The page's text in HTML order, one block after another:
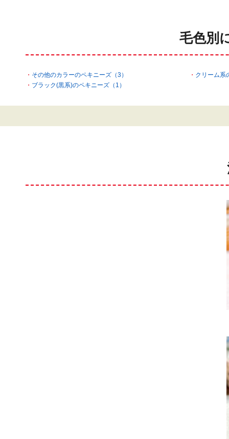
毛色別
その他のカラーのペキニーズ（3）
クリーム系
ブラック(黒系)のペキニーズ（1）